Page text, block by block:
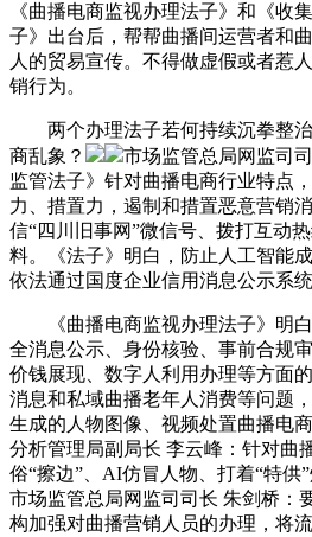
《曲播电商监视办理法子》和《收
子》出台后，帮帮曲播间运营者和
人的贸易宣传。不得做虚假或者惹
销行为。
两个办理法子若何持续沉拳整治
商乱象？
市场监管总局网监司
监管法子》针对曲播电商行业特点
力、措置力，遏制和措置恶意营销
信“四川旧事网”微信号、拨打互动
料。《法子》明白，防止人工智能
依法通过国度企业信用消息公示系统
《曲播电商监视办理法子》明白
全消息公示、身份核验、事前合规
价钱展现、数字人利用办理等方面
消息和私域曲播老年人消费等问题
生成的人物图像、视频处置曲播电
分析管理局副局长 李云峰：针对曲
俗“擦边”、AI仿冒人物、打着“特供
市场监管总局网监司司长 朱剑桥：
构加强对曲播营销人员的办理，将